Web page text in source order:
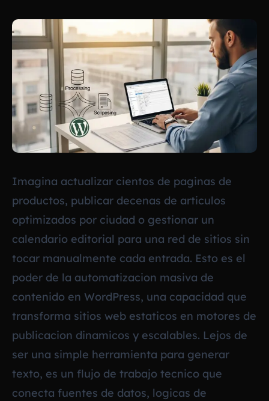
Imagina actualizar cientos de paginas de
productos, publicar decenas de articulos
optimizados por ciudad o gestionar un
calendario editorial para una red de sitios sin
tocar manualmente cada entrada. Esto es el
poder de la automatizacion masiva de
contenido en WordPress, una capacidad que
transforma sitios web estaticos en motores de
publicacion dinamicos y escalables. Lejos de
ser una simple herramienta para generar
texto, es un flujo de trabajo tecnico que
conecta fuentes de datos, logicas de